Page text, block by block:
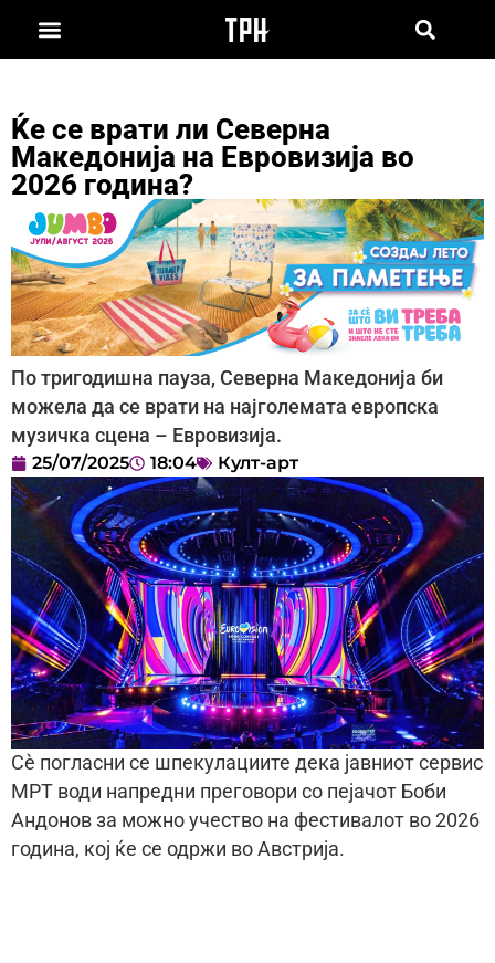
Ќе се врати ли Северна
Македонија на Евровизија во
2026 година?
По тригодишна пауза, Северна Македонија би
можела да се врати на најголемата европска
музичка сцена – Евровизија.
25/07/2025 18:04 Култ-арт
Сè погласни се шпекулациите дека јавниот сервис
МРТ води напредни преговори со пејачот Боби
Андонов за можно учество на фестивалот во 2026
година, кој ќе се одржи во Австрија.